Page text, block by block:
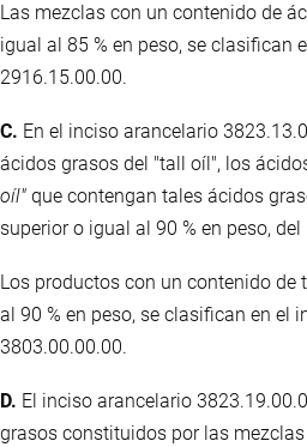
Las mezclas con un contenido de
igual al 85 % en peso, se clasifican
2916.15.00.00.
C. En el inciso arancelario
ácidos grasos del "tall oíl", los
oíl" que contengan tales ácidos
superior o igual al 90 % en peso,
Los productos con un contenido de
al 90 % en peso, se clasifican en el
3803.00.00.00.
D. El inciso arancelario
grasos constituidos por las